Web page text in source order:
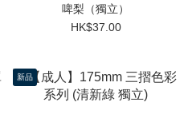
啤梨（獨立）
HK$37.00
新品